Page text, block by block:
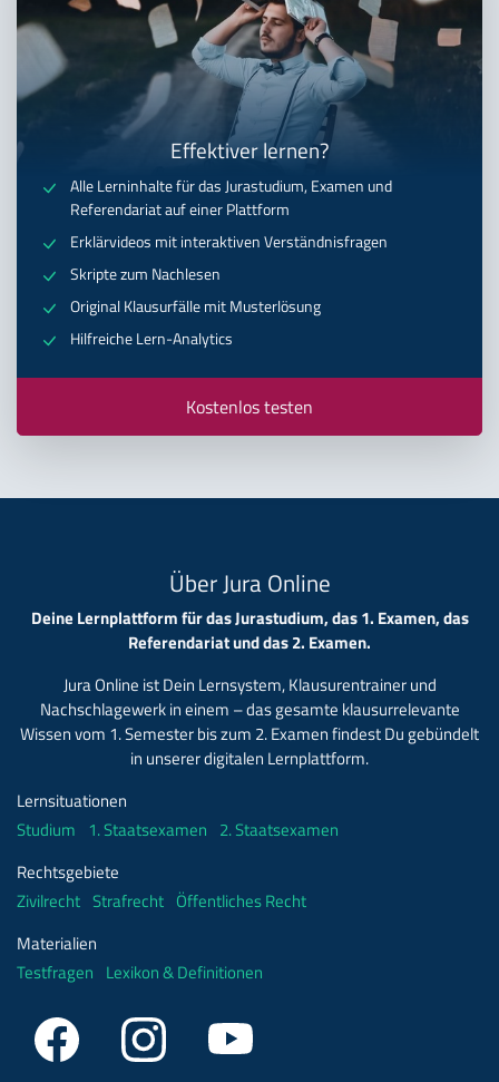
Effektiver lernen?
Alle Lerninhalte für das Jurastudium, Examen und
Referendariat auf einer Plattform
Erklärvideos mit interaktiven Verständnisfragen
Skripte zum Nachlesen
Original Klausurfälle mit Musterlösung
Hilfreiche Lern-Analytics
Kostenlos testen
Über Jura Online
Deine Lernplattform für das Jurastudium, das 1. Examen, das
Referendariat und das 2. Examen.
Jura Online ist Dein Lernsystem, Klausurentrainer und
Nachschlagewerk in einem – das gesamte klausurrelevante
Wissen vom 1. Semester bis zum 2. Examen findest Du gebündelt
in unserer digitalen Lernplattform.
Lernsituationen
Studium 1. Staatsexamen 2. Staatsexamen
Rechtsgebiete
Zivilrecht Strafrecht Öffentliches Recht
Materialien
Testfragen Lexikon & Definitionen